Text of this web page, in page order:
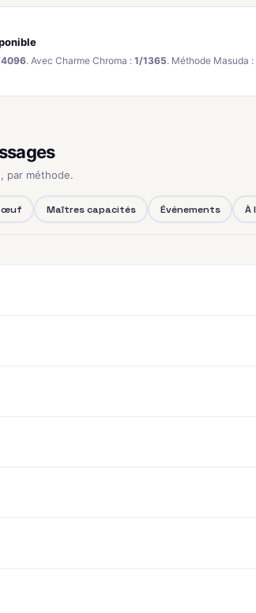
. Avec Charme Chroma : 1/1365. Méthode Masuda :
par méthode.
œuf Maîtres capacités Événements À